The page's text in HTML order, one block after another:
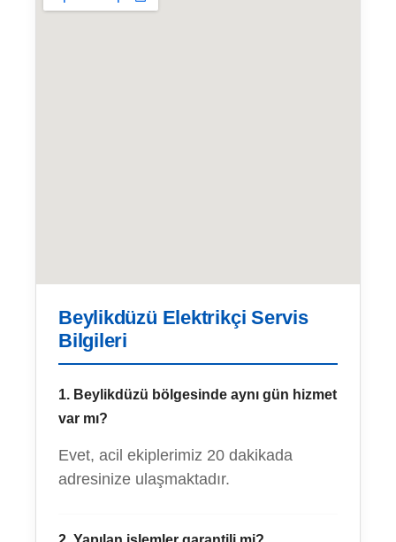
Beylikdüzü Elektrikçi Servis
Bilgileri
1. Beylikdüzü bölgesinde aynı gün hizmet
var mı?
Evet, acil ekiplerimiz 20 dakikada
adresinize ulaşmaktadır.